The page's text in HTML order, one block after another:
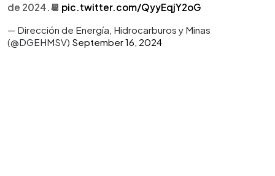
de 2024.📆 pic.twitter.com/QyyEqjY2oG
— Dirección de Energía, Hidrocarburos y Minas
(@DGEHMSV) September 16, 2024